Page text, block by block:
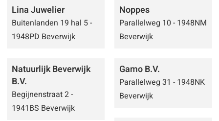
Lina Juwelier
Buitenlanden 19 hal 5 -
1948PD Beverwijk
Noppes
Parallelweg 10 - 1948NM
Beverwijk
Natuurlijk Beverwijk
B.V.
Begijnenstraat 2 -
1941BS Beverwijk
Gamo B.V.
Parallelweg 31 - 1948NK
Beverwijk